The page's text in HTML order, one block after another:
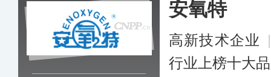
安氧特
高新技术企业
行业上榜十大